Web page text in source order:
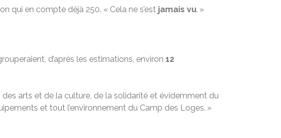
qui en compte déjà 250. « Cela ne s’est jamais vu. »
d’après les estimations, environ 12
arts et de la culture, de la solidarité et évidemment du
et tout l’environnement du Camp des Loges. »